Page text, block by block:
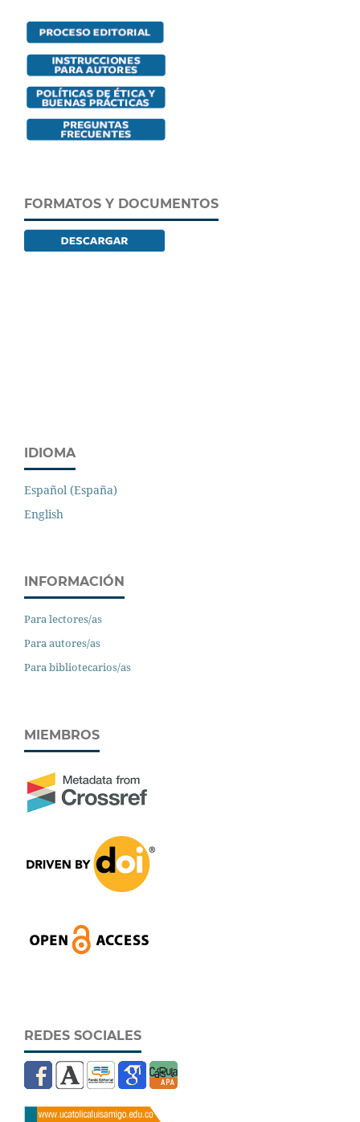
FORMATOS Y DOCUMENTOS
IDIOMA
Español (España)
English
INFORMACIÓN
Para lectores/as
Para autores/as
Para bibliotecarios/as
MIEMBROS
REDES SOCIALES